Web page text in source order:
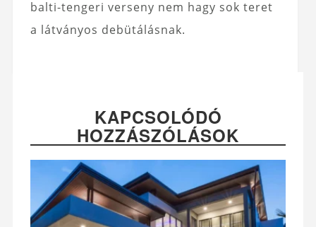
balti-tengeri verseny nem hagy sok teret
a látványos debütálásnak.
KAPCSOLÓDÓ
HOZZÁSZÓLÁSOK